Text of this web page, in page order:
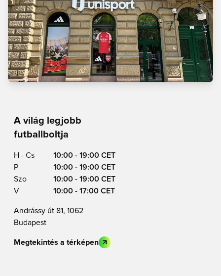
A világ legjobb
futballboltja
H - Cs
10:00 - 19:00 CET
P
10:00 - 19:00 CET
Szo
10:00 - 19:00 CET
V
10:00 - 17:00 CET
Andrássy út 81, 1062
Budapest
Megtekintés a térképen